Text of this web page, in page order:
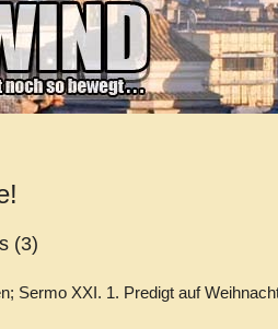
(3)
Sermo XXI. 1. Predigt auf